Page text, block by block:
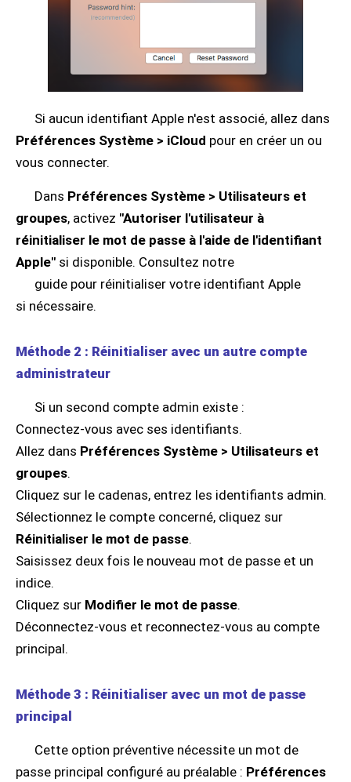
Si aucun identifiant Apple n'est associé, allez dans
Préférences Système > iCloud pour en créer un ou
vous connecter.
Dans Préférences Système > Utilisateurs et
groupes, activez "Autoriser l'utilisateur à
réinitialiser le mot de passe à l'aide de l'identifiant
Apple" si disponible. Consultez notre
guide pour réinitialiser votre identifiant Apple
si nécessaire.
Méthode 2 : Réinitialiser avec un autre compte
administrateur
Si un second compte admin existe :
Connectez-vous avec ses identifiants.
Allez dans Préférences Système > Utilisateurs et
groupes.
Cliquez sur le cadenas, entrez les identifiants admin.
Sélectionnez le compte concerné, cliquez sur
Réinitialiser le mot de passe.
Saisissez deux fois le nouveau mot de passe et un
indice.
Cliquez sur Modifier le mot de passe.
Déconnectez-vous et reconnectez-vous au compte
principal.
Méthode 3 : Réinitialiser avec un mot de passe
principal
Cette option préventive nécessite un mot de
passe principal configuré au préalable : Préférences